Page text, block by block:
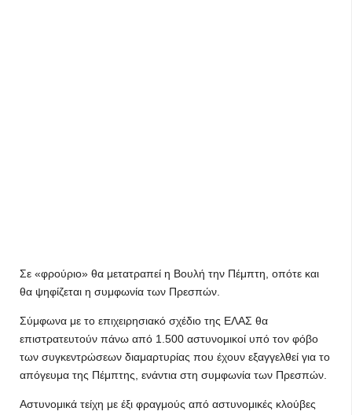
Σε «φρούριο» θα μετατραπεί η Βουλή την Πέμπτη, οπότε και
θα ψηφίζεται η συμφωνία των Πρεσπών.
Σύμφωνα με το επιχειρησιακό σχέδιο της ΕΛΑΣ θα
επιστρατευτούν πάνω από 1.500 αστυνομικοί υπό τον φόβο
των συγκεντρώσεων διαμαρτυρίας που έχουν εξαγγελθεί για το
απόγευμα της Πέμπτης, ενάντια στη συμφωνία των Πρεσπών.
Αστυνομικά τείχη με έξι φραγμούς από αστυνομικές κλούβες